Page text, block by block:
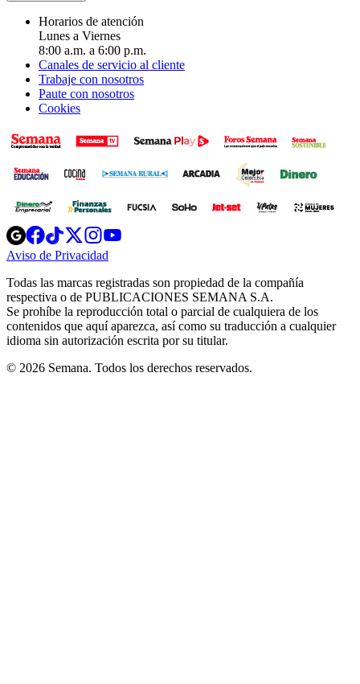
Horarios de atención
Lunes a Viernes
8:00 a.m. a 6:00 p.m.
Canales de servicio al cliente
Trabaje con nosotros
Paute con nosotros
Cookies
Opens
in
new
Opens
in
new
Opens
in
new
window
Opens
new
windowwindow
Aviso de Privacidad
new
window
Todas las marcas registradas son propiedad de la compañía
respectiva o de PUBLICACIONES SEMANA S.A.
Se prohíbe la reproducción total o parcial de cualquiera de los
contenidos que aquí aparezca, así como su traducción a cualquier
idioma sin autorización escrita por su titular.
© 2026 Semana. Todos los derechos reservados.